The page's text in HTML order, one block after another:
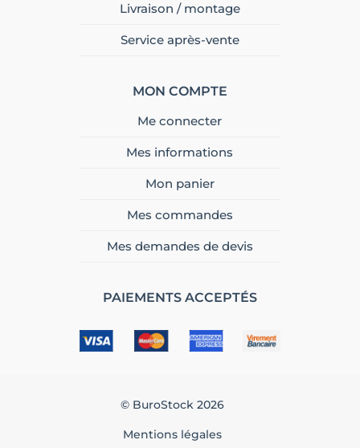
Livraison / montage
Service après-vente
MON COMPTE
Me connecter
Mes informations
Mon panier
Mes commandes
Mes demandes de devis
PAIEMENTS ACCEPTÉS
© BuroStock 2026
Mentions légales